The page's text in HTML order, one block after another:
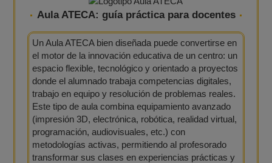
Aula ATECA: guía práctica para docentes
Un Aula ATECA bien diseñada puede convertirse en
el motor de la innovación educativa de un centro: un
espacio flexible, tecnológico y orientado a proyectos
donde el alumnado trabaja competencias digitales,
trabajo en equipo y resolución de problemas reales.
Este tipo de aula combina equipamiento avanzado
(impresión 3D, electrónica, robótica, realidad virtual,
programación, audiovisuales, etc.) con
metodologías activas, permitiendo al profesorado
transformar sus clases en experiencias prácticas y